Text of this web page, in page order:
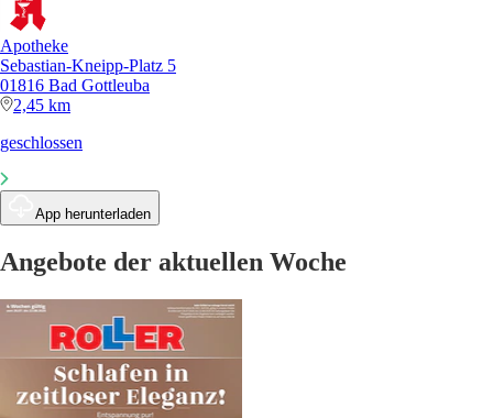
Apotheke
Sebastian-Kneipp-Platz 5
01816 Bad Gottleuba
2,45 km
geschlossen
App herunterladen
Angebote der aktuellen Woche